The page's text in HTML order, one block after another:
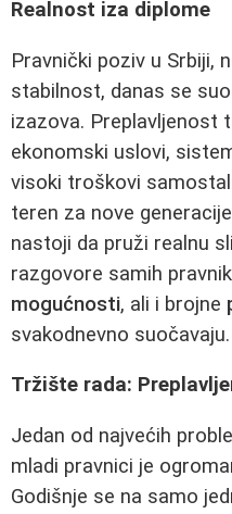
Realnost iza diplome
Pravnički poziv u Srbiji,
stabilnost, danas se
izazova. Preplavljenost
ekonomski uslovi,
visoki troškovi
teren za nove
nastoji da pruži realnu
razgovore samih
mogućnosti, ali i brojne
svakodnevno suočavaju.
Tržište rada:
Jedan od najvećih
mladi pravnici je
Godišnje se na samo